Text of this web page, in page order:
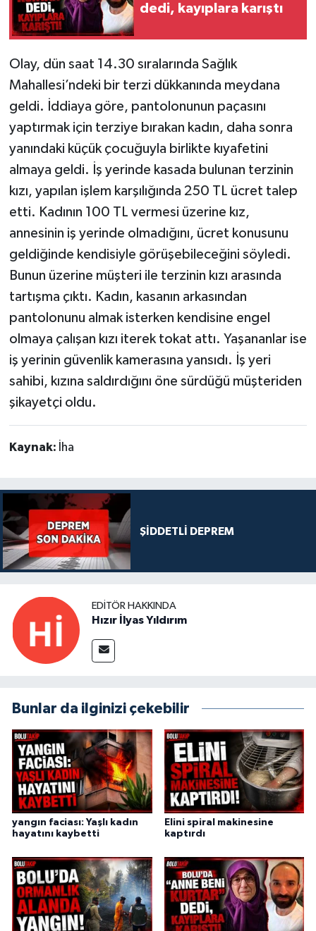
dedi, kayıplara karıştı
Olay, dün saat 14.30 sıralarında Sağlık
Mahallesi’ndeki bir terzi dükkanında meydana
geldi. İddiaya göre, pantolonunun paçasını
yaptırmak için terziye bırakan kadın, daha sonra
yanındaki küçük çocuğuyla birlikte kıyafetini
almaya geldi. İş yerinde kasada bulunan terzinin
kızı, yapılan işlem karşılığında 250 TL ücret talep
etti. Kadının 100 TL vermesi üzerine kız,
annesinin iş yerinde olmadığını, ücret konusunu
geldiğinde kendisiyle görüşebileceğini söyledi.
Bunun üzerine müşteri ile terzinin kızı arasında
tartışma çıktı. Kadın, kasanın arkasından
pantolonunu almak isterken kendisine engel
olmaya çalışan kızı iterek tokat attı. Yaşananlar ise
iş yerinin güvenlik kamerasına yansıdı. İş yeri
sahibi, kızına saldırdığını öne sürdüğü müşteriden
şikayetçi oldu.
Kaynak: İha
ŞİDDETLİ DEPREM
EDITÖR HAKKINDA
Hızır İlyas Yıldırım
Bunlar da ilginizi çekebilir
yangın faciası: Yaşlı kadın
hayatını kaybetti
Elini spiral makinesine
kaptırdı